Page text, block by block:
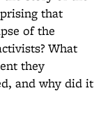
that
of the
What
they
and why did it